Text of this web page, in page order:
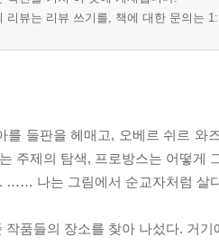
리뷰는 리뷰 쓰기를, 책에 대한 문의는
를 들판을 헤매고, 오베르 쉬르 와
주제의 탐색, 프로방스는 어떻게
…… 나는 그림에서 순교자처럼 살
작품들의 장소를 찾아 나섰다. 거기